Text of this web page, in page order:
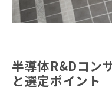
半導体R&Dコン
と選定ポイント